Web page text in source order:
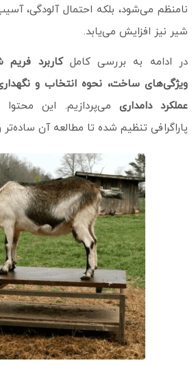
نامنظم می‌شود، بلکه احتمال آلودگی،
شیر نیز افزایش می‌یابد.
در ادامه به بررسی کاملکاربرد فریم
ویژگی‌های ساخت، نحوه انتخاب و
عملکرد دامداری می‌پردازیم. این
پاراگرافی تنظیم شده تا مطالعه آن ساده‌تر